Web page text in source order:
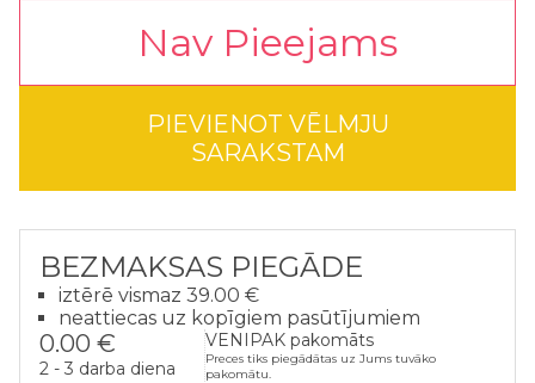
Nav Pieejams
PIEVIENOT VĒLMJU
SARAKSTAM
BEZMAKSAS PIEGĀDE
iztērē vismaz 39.00 €
neattiecas uz kopīgiem pasūtījumiem
0.00 €
2 - 3 darba diena
VENIPAK pakomāts
Preces tiks piegādātas uz Jums tuvāko
pakomātu.